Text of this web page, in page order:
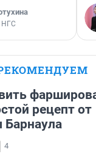
НГС
рецепт от
4